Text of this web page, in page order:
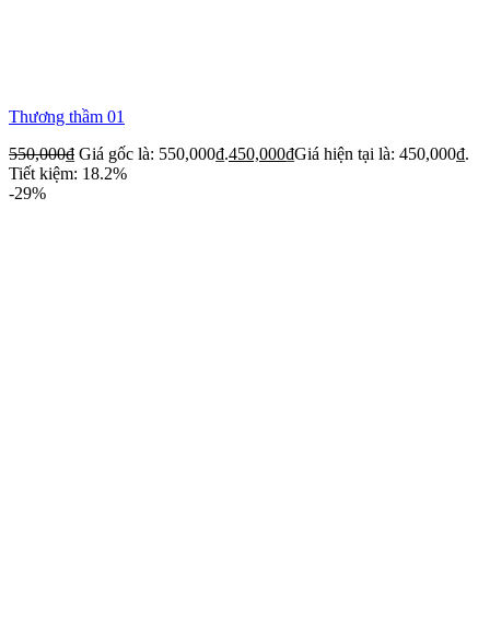
Thương thầm 01
550,000₫ Giá gốc là: 550,000₫.450,000₫Giá hiện tại là: 450,000₫.
Tiết kiệm: 18.2%
-29%